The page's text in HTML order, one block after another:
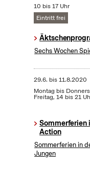
10 bis 17 Uhr
Eintritt frei
Sechs Wochen
29.6. bis11.8.2020
Montag bis
Freitag, 14 bis 21
Sommerferien
Action
Sommerferien in
Jungen